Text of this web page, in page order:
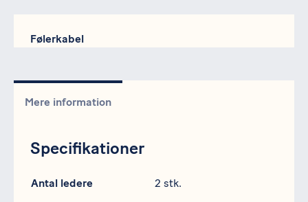
Følerkabel
Mere information
Specifikationer
Specifikation
Antal ledere 2 stk.